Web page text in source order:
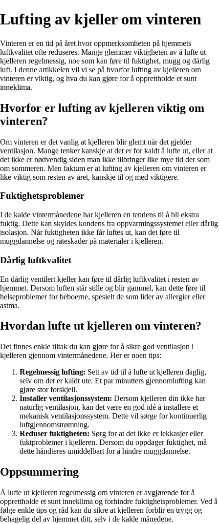
Lufting av kjeller om vinteren
Vinteren er en tid på året hvor oppmerksomheten på hjemmets
luftkvalitet ofte reduseres. Mange glemmer viktigheten av å lufte ut
kjelleren regelmessig, noe som kan føre til fuktighet, mugg og dårlig
luft. I denne artikkelen vil vi se på hvorfor lufting av kjelleren om
vinteren er viktig, og hva du kan gjøre for å opprettholde et sunt
inneklima.
Hvorfor er lufting av kjelleren viktig om
vinteren?
Om vinteren er det vanlig at kjelleren blir glemt når det gjelder
ventilasjon. Mange tenker kanskje at det er for kaldt å lufte ut, eller at
det ikke er nødvendig siden man ikke tilbringer like mye tid der som
om sommeren. Men faktum er at lufting av kjelleren om vinteren er
like viktig som resten av året, kanskje til og med viktigere.
Fuktighetsproblemer
I de kalde vintermånedene har kjelleren en tendens til å bli ekstra
fuktig. Dette kan skyldes kondens fra oppvarmingssystemet eller dårlig
isolasjon. Når fuktigheten ikke får luftes ut, kan det føre til
muggdannelse og råteskader på materialer i kjelleren.
Dårlig luftkvalitet
En dårlig ventilert kjeller kan føre til dårlig luftkvalitet i resten av
hjemmet. Dersom luften står stille og blir gammel, kan dette føre til
helseproblemer for beboerne, spesielt de som lider av allergier eller
astma.
Hvordan lufte ut kjelleren om vinteren?
Det finnes enkle tiltak du kan gjøre for å sikre god ventilasjon i
kjelleren gjennom vintermånedene. Her er noen tips:
Regelmessig lufting: Sett av tid til å lufte ut kjelleren daglig,
selv om det er kaldt ute. Et par minutters gjennomlufting kan
gjøre stor forskjell.
Installer ventilasjonssystem: Dersom kjelleren din ikke har
naturlig ventilasjon, kan det være en god idé å installere et
mekanisk ventilasjonssystem. Dette vil sørge for kontinuerlig
luftgjennomstrømning.
Reduser fuktigheten: Sørg for at det ikke er lekkasjer eller
fuktproblemer i kjelleren. Dersom du oppdager fuktighet, må
dette håndteres umiddelbart for å hindre muggdannelse.
Oppsummering
Å lufte ut kjelleren regelmessig om vinteren er avgjørende for å
opprettholde et sunt inneklima og forhindre fuktighetsproblemer. Ved å
følge enkle tips og råd kan du sikre at kjelleren forblir en trygg og
behagelig del av hjemmet ditt, selv i de kalde månedene.